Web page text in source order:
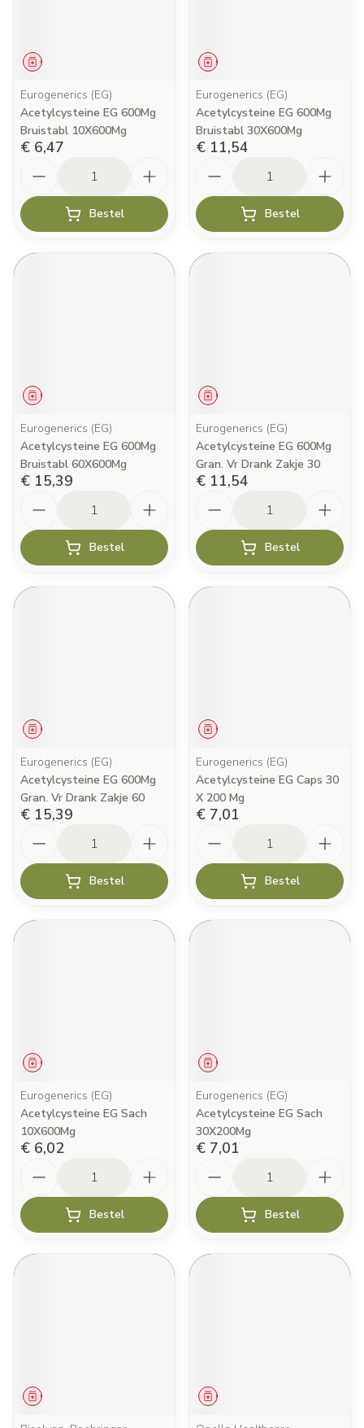
Geneesmiddel
Eurogenerics (EG)
Acetylcysteine EG 600Mg
Bruistabl 10X600Mg
€ 6,47
Bestel
Geneesmiddel
Eurogenerics (EG)
Acetylcysteine EG 600Mg
Bruistabl 30X600Mg
€ 11,54
Bestel
Geneesmiddel
Eurogenerics (EG)
Acetylcysteine EG 600Mg
Bruistabl 60X600Mg
€ 15,39
Bestel
Geneesmiddel
Eurogenerics (EG)
Acetylcysteine EG 600Mg
Gran. Vr Drank Zakje 30
€ 11,54
Bestel
Geneesmiddel
Eurogenerics (EG)
Acetylcysteine EG 600Mg
Gran. Vr Drank Zakje 60
€ 15,39
Bestel
Geneesmiddel
Eurogenerics (EG)
Acetylcysteine EG Caps 30
X 200 Mg
€ 7,01
Bestel
Geneesmiddel
Eurogenerics (EG)
Acetylcysteine EG Sach
10X600Mg
€ 6,02
Bestel
Geneesmiddel
Eurogenerics (EG)
Acetylcysteine EG Sach
30X200Mg
€ 7,01
Bestel
Geneesmiddel Geneesmiddel